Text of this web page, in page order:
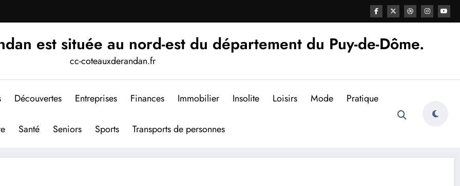
est située au nord-est du département du Puy-de-Dôme.
cc-coteauxderandan.fr
Découvertes Entreprises Finances Immobilier Insolite Loisirs Mode Pratique
Santé Seniors Sports Transports de personnes